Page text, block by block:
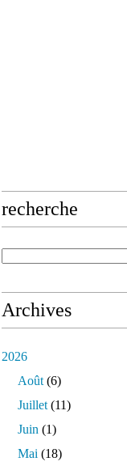
recherche
Archives
2026
Août (6)
Juillet (11)
Juin (1)
Mai (18)